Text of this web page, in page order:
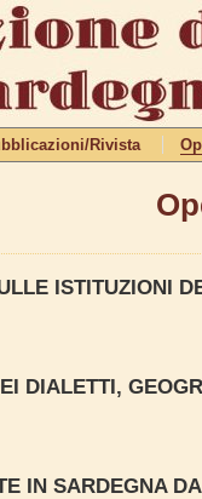
Rivista
ISTITUZIONI
DIALETTI,
IN SARDEGNA